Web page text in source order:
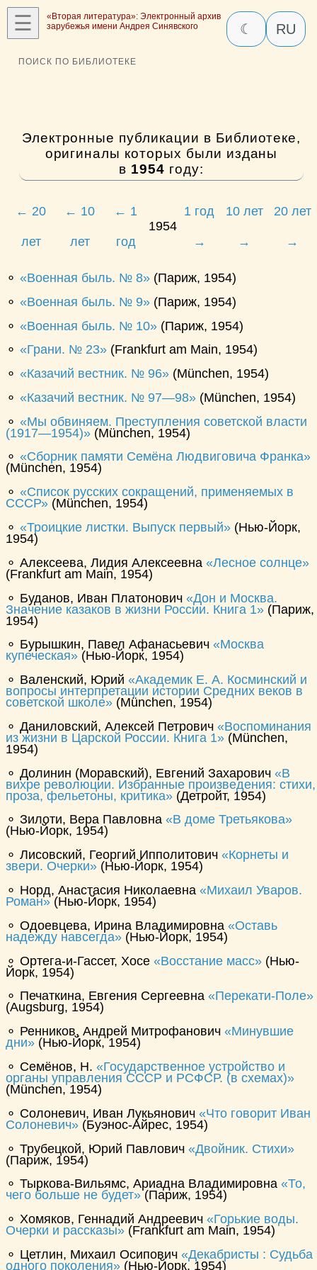
☰
«Вторая литература»: Электронный архив
зарубежья имени Андрея Синявского
☾ RU
ПОИСК ПО БИБЛИОТЕКЕ
Электронные публикации в Библиотеке,
оригиналы которых были изданы
в 1954 году:
← 20
лет
← 10
лет
← 1
год
1954
1 год
→
10 лет
→
20 лет
→
⚬ Военная быль. № 8
(Париж, 1954)
⚬
Военная быль. № 9
(Париж, 1954)
⚬
Военная быль. № 10
(Париж, 1954)
⚬
Грани. № 23
(Frankfurt am Main, 1954)
⚬
Казачий вестник. № 96
(München, 1954)
⚬
Казачий вестник. № 97—98
(München, 1954)
⚬
Мы обвиняем. Преступления советской власти
(1917—1954)
(München, 1954)
⚬
Сборник памяти Семёна Людвиговича Франка
(München, 1954)
⚬
Список русских сокращений, применяемых в
СССР
(München, 1954)
⚬
Троицкие листки. Выпуск первый
(Нью-Йорк,
1954)
⚬ Алексеева, Лидия Алексеевна
Лесное солнце
(Frankfurt am Main, 1954)
⚬ Буданов, Иван Платонович
Дон и Москва.
Значение казаков в жизни России. Книга 1
(Париж,
1954)
⚬ Бурышкин, Павел Афанасьевич
Москва
купеческая
(Нью-Йорк, 1954)
⚬ Валенский, Юрий
Академик Е. А. Косминский и
вопросы интерпретации истории Средних веков в
советской школе
(München, 1954)
⚬ Даниловский, Алексей Петрович
Воспоминания
из жизни в Царской России. Книга 1
(München,
1954)
⚬ Долинин (Моравский), Евгений Захарович
В
вихре революции. Избранные произведения: стихи,
проза, фельетоны, критика
(Детройт, 1954)
⚬ Зилоти, Вера Павловна
В доме Третьякова
(Нью-Йорк, 1954)
⚬ Лисовский, Георгий Ипполитович
Корнеты и
звери. Очерки
(Нью-Йорк, 1954)
⚬ Норд, Анастасия Николаевна
Михаил Уваров.
Роман (Нью-Йорк, 1954)
⚬ Одоевцева, Ирина Владимировна
Оставь
надежду навсегда
(Нью-Йорк, 1954)
⚬ Ортега-и-Гассет, Хосе
Восстание масс
(Нью-
Йорк, 1954)
⚬ Печаткина, Евгения Сергеевна
Перекати-Поле
(Augsburg, 1954)
⚬ Ренников, Андрей Митрофанович
Минувшие
дни
(Нью-Йорк, 1954)
⚬ Семёнов, Н.
Государственное устройство и
органы управления СССР и РСФСР. (в схемах)
(München, 1954)
⚬ Солоневич, Иван Лукьянович
Что говорит Иван
Солоневич
(Буэнос-Айрес, 1954)
⚬ Трубецкой, Юрий Павлович
Двойник. Стихи
(Париж, 1954)
⚬ Тыркова-Вильямс, Ариадна Владимировна
То,
чего больше не будет (Париж, 1954)
⚬ Хомяков, Геннадий Андреевич
Горькие воды.
Очерки и рассказы
(Frankfurt am Main, 1954)
⚬ Цетлин, Михаил Осипович
Декабристы : Судьба
одного поколения
(Нью-Йорк, 1954)